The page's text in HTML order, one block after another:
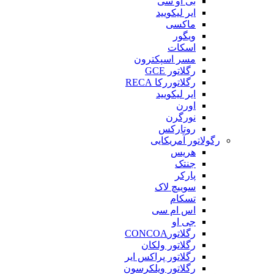
ایر لیکویید
ماکسی
ویگور
اسکات
مسر اسپکترون
رگلاتور GCE
رگلاتوررکا RECA
ایر لیکویید
اورن
نورگرن
روتارکس
رگولاتور آمریکایی
هریس
جنتک
پارکر
سوییچ لاک
تسکام
اس ام سی
جی او
رگلاتورCONCOA
رگلاتور ولکان
رگلاتور پراکس ایر
رگلاتور ویلکرسون